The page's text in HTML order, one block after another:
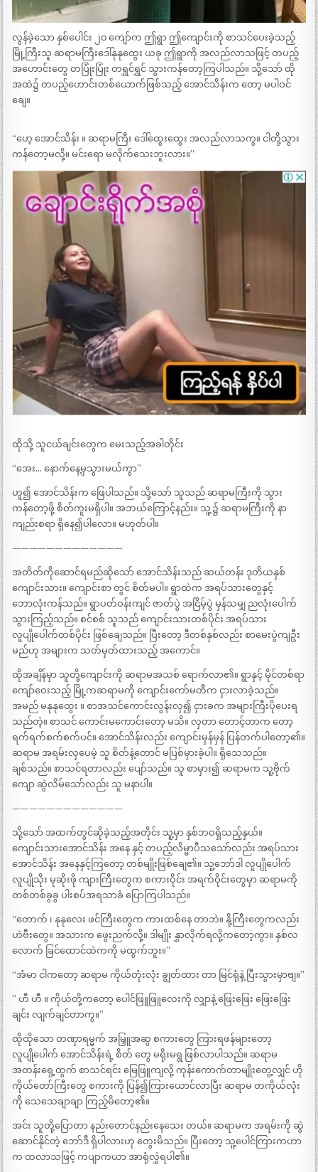
လွန်ခဲ့သော နှစ်ပေါင်း ၂၀ ကျော်က ဤရွာ ဤကျောင်းကို စာသင်ပေးခဲ့သည့်
မြို့ကြီးသူ ဆရာမကြီးဒေါ်နုနုထွေး ယခု ဤရွာကို အလည်လာသဖြင့် တပည့်
အဟောင်းတွေ တပြုံးပြုံး တရွှင်ရွှင် သွားကန်တော့ကြပါသည်။ သို့သော် ထို
အထဲ၌ တပည့်ဟောင်းတစ်ယောက်ဖြစ်သည့် အောင်သိန်းက တော့ မပါဝင်
ချေ။
“ဟေ့ အောင်သိန်း ။ ဆရာမကြီး ဒေါ်ထွေးထွေး အလည်လာသကွ။ ငါတို့သွား
ကန်တော့မလို့။ မင်းရော မလိုက်သေးဘူးလား။”
ထိုသို့ သူငယ်ချင်းတွေက မေးသည့်အခါတိုင်း
“အေး… နောက်နေ့မှသွားမယ်ကွာ”
ဟူ၍ အောင်သိန်းက ဖြေပါသည်။ သို့သော် သူသည် ဆရာမကြီးကို သွား
ကန်တော့ဖို့ စိတ်ကူးမရှိပါ။ အဘယ်ကြောင့်နည်း။ သူ့၌ ဆရာမကြီးကို နာ
ကျည်းစရာ ရှိနေ၍ပါလော။ မဟုတ်ပါ။
—————————————
အတိတ်ကိုဆောင်ရမည်ဆိုသော် အောင်သိန်းသည် ဆယ်တန်း ဒုတိယနှစ်
ကျောင်းသား။ ကျောင်းစာ တွင် စိတ်မပါ။ ရွာထဲက အရပ်သားတွေနှင့်
ဘောလုံးကန်သည်။ ရွာပတ်ဝန်းကျင် ဇာတ်ပွဲ အငြိမ့်ပွဲ မှန်သမျှ ညလုံးပေါက်
သွားကြည့်သည်။ စင်စစ် သူသည် ကျောင်းသားတစ်ပိုင်း အရပ်သား
လူပျိုပေါက်တစ်ပိုင်း ဖြစ်ချေသည်။ ပြီးတော့ ဒီတစ်နှစ်လည်း စာမေးပွဲကျဦး
မည်ဟု အများက သတ်မှတ်ထားသည့် အကောင်။
ထိုအချိန်မှာ သူတို့ကျောင်းကို ဆရာမအသစ် ရောက်လာ၏။ ရွာနှင့် မိုင်တစ်ရာ
ကျော်ဝေးသည့် မြို့ကဆရာမကို ကျောင်းကော်မတီက ငှားလာခဲ့သည်။
အမည် မနုနုထွေး ။ စာအသင်ကောင်းလွန်းလှ၍ ငှားခက အများကြီးပိုပေးရ
သည်တဲ့။ စာသင် ကောင်းမကောင်းတော့ မသိ။ လှတာ တောင့်တာက တော့
ရက်ရက်စက်စက်ပင်။ အောင်သိန်းလည်း ကျောင်းမှန်မှန် ပြန်တက်ပါတော့၏။
ဆရာမ အရမ်းလှပေမဲ့ သူ စိတ်နဲ့တောင် မပြစ်မှားခဲ့ပါ။ ရိုသေသည်။
ချစ်သည်။ စာသင်ရတာလည်း ပျော်သည်။ သူ စာမှား၍ ဆရာမက သူ့ဗိုက်
ကျော ဆွဲလိမ်သော်လည်း သူ မနာပါ။
—————————————
သို့သော် အထက်တွင်ဆိုခဲ့သည့်အတိုင်း သူ့မှာ နှစ်ဘဝရှိသည့်နှယ်။
ကျောင်းသားအောင်သိန်း အနေ နှင့် တပည့်လိမ္မာပီသသော်လည်း အရပ်သား
အောင်သိန်း အနေနှင့်ကြတော့ တစ်မျိုးဖြစ်ချေ၏။ သူ့ဘော်ဒါ လူပျိုပေါက်
လူပျိုသိုး မုဆိုးဖို ကျားကြီးတွေက စကားဝိုင်း အရက်ဝိုင်းတွေမှာ ဆရာမကို
တစ်တစ်ခွခွ ပါးစပ်အရသာခံ ပြောကြပါသည်။
“တောက် ၊ နုနုလေး ဖင်ကြီးတွေက ကားထစ်နေ တာဘဲ။ နို့ကြီးတွေကလည်း
ဟဲဗီးတွေ။ အသားက ဖွေးညက်လို့။ ဒါမျိုး နွှာလိုက်ရလို့ကတော့ကွာ။ နှစ်လ
လောက် ခြင်ထောင်ထဲကကို မထွက်ဘူး။”
“အံမာ ငါကတော့ ဆရာမ ကိုယ်တုံးလုံး ချွတ်ထား တာ မြင်ရုံနဲ့ ပြီးသွားမှာဗျ။”
” ဟီ ဟီ ။ ကိုယ်တို့ကတော့ ပေါင်ဖြူဖြူလေးကို လျှာနဲ့ ဖြေးဖြေး ဖြေးဖြေး
ချင်း လျက်ချင်တာကွ။”
ထိုထိုသော တဏှာရမ္မက် အမြှူအဆွ စကားတွေ ကြားရဖန်များတော့
လူပျိုပေါက် အောင်သိန်းရဲ့ စိတ် တွေ မရိုးမရွ ဖြစ်လာပါသည်။ ဆရာမ
အတန်းရှေ့ထွက် စာသင်ရင်း မြေဖြူကျလို့ ကုန်းကောက်တာမျိုးတွေ့လျှင် ဟို
ကိုယ်တော်ကြီးတွေ စကားကို ပြန်၍ကြားယောင်လာပြီး ဆရာမ တကိုယ်လုံး
ကို သေသေချာချာ ကြည့်မိတော့၏။
အင်း သူတို့ပြောတာ နည်းတောင်နည်းနေသေး တယ်။ ဆရာမက အရမ်းကို ဆွဲ
ဆောင်နိုင်တဲ့ ဘော်ဒီ ရှိပါလားဟု တွေးမိသည်။ ပြီးတော့ သူ့ပေါင်ကြားကဟာ
က ထလာသဖြင့် ကပျာကယာ အာရုံလွှဲရပါ၏။